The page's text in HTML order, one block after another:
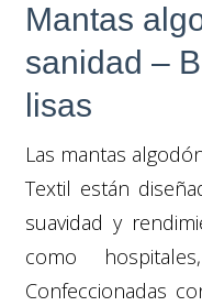
Mantas
sanidad –
lisas
Las mantas
Textil están
suavidad y
como
Confeccionadas